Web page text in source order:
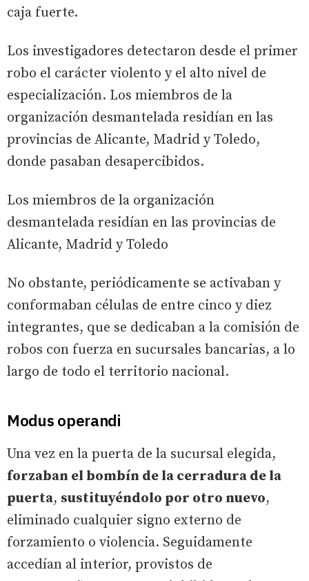
caja fuerte.
Los investigadores detectaron desde el primer
robo el carácter violento y el alto nivel de
especialización. Los miembros de la
organización desmantelada residían en las
provincias de Alicante, Madrid y Toledo,
donde pasaban desapercibidos.
Los miembros de la organización
desmantelada residían en las provincias de
Alicante, Madrid y Toledo
No obstante, periódicamente se activaban y
conformaban células de entre cinco y diez
integrantes, que se dedicaban a la comisión de
robos con fuerza en sucursales bancarias, a lo
largo de todo el territorio nacional.
Modus operandi
Una vez en la puerta de la sucursal elegida,
forzaban el bombín de la cerradura de la
puerta, sustituyéndolo por otro nuevo,
eliminado cualquier signo externo de
forzamiento o violencia. Seguidamente
accedían al interior, provistos de